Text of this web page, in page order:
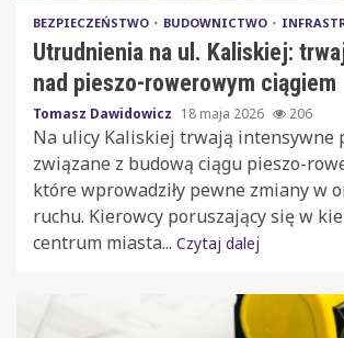
BEZPIECZEŃSTWO BUDOWNICTWO
Utrudnienia na ul. Kaliskiej:
nad pieszo-rowerowym ciągiem
Tomasz Dawidowicz 18 maja 2026 206
Na ulicy Kaliskiej trwają intensywne
związane z budową ciągu pieszo-
które wprowadziły pewne zmiany w
ruchu. Kierowcy poruszający się w
centrum miasta... Czytaj dalej